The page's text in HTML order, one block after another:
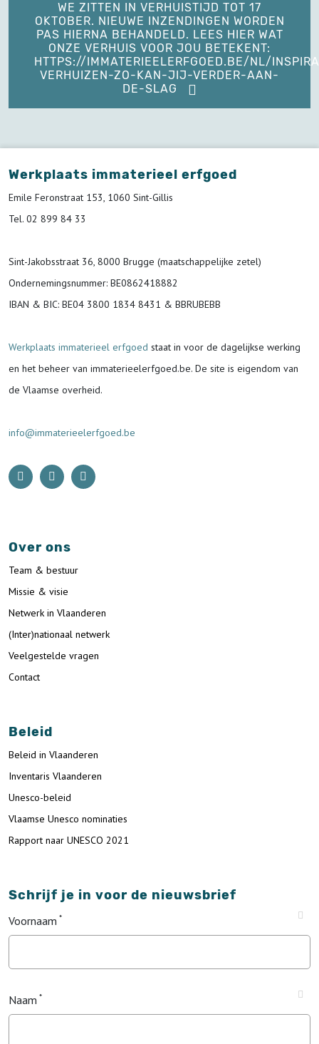
WE ZITTEN IN VERHUISTIJD TOT 17
OKTOBER. NIEUWE INZENDINGEN WORDEN
PAS HIERNA BEHANDELD. LEES HIER WAT
ONZE VERHUIS VOOR JOU BETEKENT:
HTTPS://IMMATERIEELERFGOED.BE/NL/
VERHUIZEN-ZO-KAN-JIJ-VERDER-AAN-
DE-SLAG
Werkplaats immaterieel erfgoed
Emile Feronstraat 153, 1060 Sint-Gillis
Tel. 02 899 84 33
Sint-Jakobsstraat 36, 8000 Brugge (maatschappelijke zetel)
Ondernemingsnummer: BE0862418882
IBAN & BIC: BE04 3800 1834 8431 & BBRUBEBB
Werkplaats immaterieel erfgoed staat in voor de dagelijkse werking
en het beheer van immaterieelerfgoed.be. De site is eigendom van
de Vlaamse overheid.
info@immaterieelerfgoed.be
Over ons
Team & bestuur
Missie & visie
Netwerk in Vlaanderen
(Inter)nationaal netwerk
Veelgestelde vragen
Contact
Beleid
Beleid in Vlaanderen
Inventaris Vlaanderen
Unesco-beleid
Vlaamse Unesco nominaties
Rapport naar UNESCO 2021
Schrijf je in voor de nieuwsbrief
Voornaam
Naam